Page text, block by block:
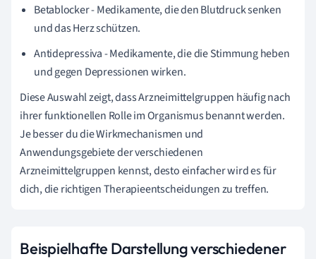
Betablocker - Medikamente, die den Blutdruck senken
und das Herz schützen.
Antidepressiva - Medikamente, die die Stimmung heben
und gegen Depressionen wirken.
Diese Auswahl zeigt, dass Arzneimittelgruppen häufig nach
ihrer funktionellen Rolle im Organismus benannt werden.
Je besser du die Wirkmechanismen und
Anwendungsgebiete der verschiedenen
Arzneimittelgruppen kennst, desto einfacher wird es für
dich, die richtigen Therapieentscheidungen zu treffen.
Beispielhafte Darstellung verschiedener